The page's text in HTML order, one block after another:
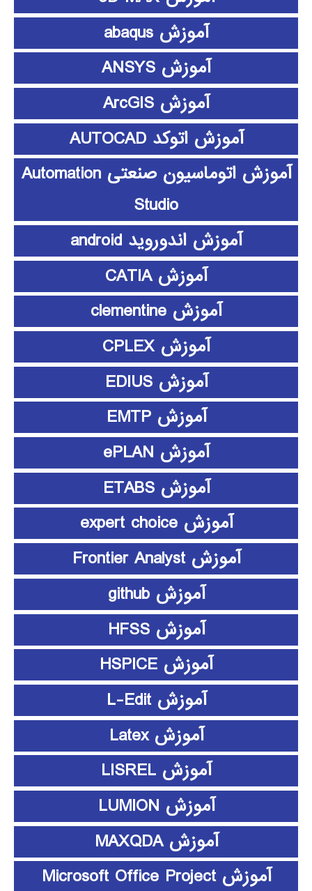
آموزش abaqus
آموزش ANSYS
آموزش ArcGIS
آموزش اتوکد AUTOCAD
آموزش اتوماسیون صنعتی Automation
Studio
آموزش اندوروید android
آموزش CATIA
آموزش clementine
آموزش CPLEX
آموزش EDIUS
آموزش EMTP
آموزش ePLAN
آموزش ETABS
آموزش expert choice
آموزش Frontier Analyst
آموزش github
آموزش HFSS
آموزش HSPICE
آموزش L-Edit
آموزش Latex
آموزش LISREL
آموزش LUMION
آموزش MAXQDA
آموزش Microsoft Office Project